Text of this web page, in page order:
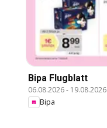
Bipa Flugblatt
06.08.2026- 19.08.2026
Bipa